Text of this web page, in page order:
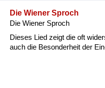
Die Wiener Sproch
Die Wiener Sproch
Dieses Lied zeigt die oft
auch die Besonderheit der